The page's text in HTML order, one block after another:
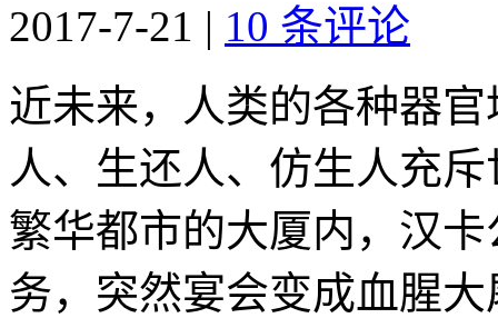
2017-7-21 | 10 条评论
近未来，人类的各种器
人、生还人、仿生人充
繁华都市的大厦内，汉
务，突然宴会变成血腥